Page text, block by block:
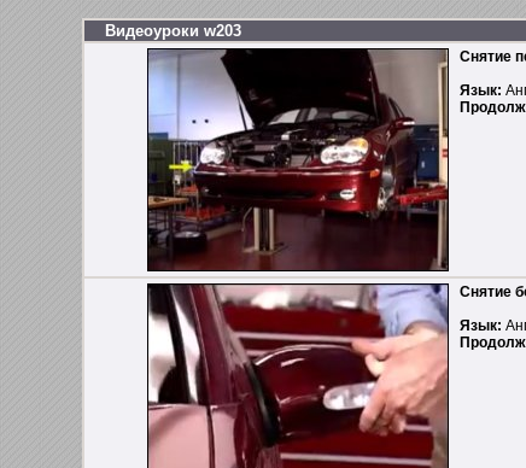
Видеоуроки w203
Снятие
Язык:
Снятие
Язык: